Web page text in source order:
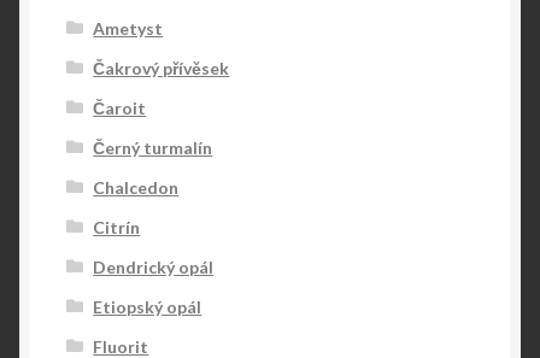
Ametyst
Čakrový přívěsek
Čaroit
Černý turmalín
Chalcedon
Citrín
Dendrický opál
Etiopský opál
Fluorit